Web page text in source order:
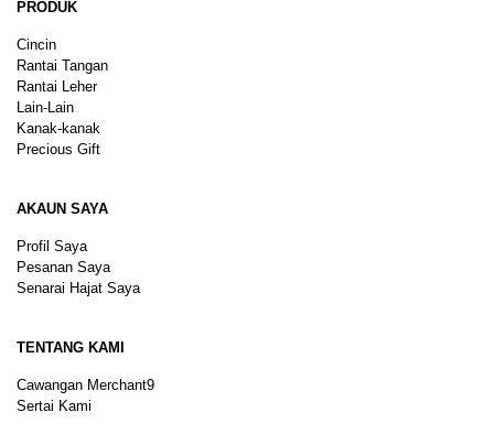
PRODUK
Cincin
Rantai Tangan
Rantai Leher
Lain-Lain
Kanak-kanak
Precious Gift
AKAUN SAYA
Profil Saya
Pesanan Saya
Senarai Hajat Saya
TENTANG KAMI
Cawangan Merchant9
Sertai Kami